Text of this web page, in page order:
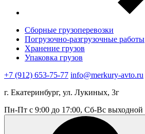
Сборные грузоперевозки
Погрузочно-разгрузочные работы
Хранение грузов
Упаковка грузов
+7 (912) 653-75-77 info@merkury-avto.ru
г. Екатеринбург, ул. Лукиных, 3г
Пн-Пт с 9:00 до 17:00, Сб-Вс выходной